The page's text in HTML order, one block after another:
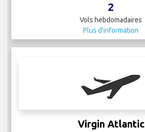
2
Vols hebdomadaires
Plus d'information
Virgin Atlantic